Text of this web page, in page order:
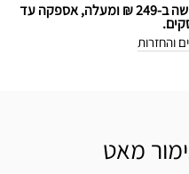
עלות משלוח 30 ₪ משלוח חינם ברכישה ב-249 ₪ ומעלה, אספקה עד
והחזרות
מאט